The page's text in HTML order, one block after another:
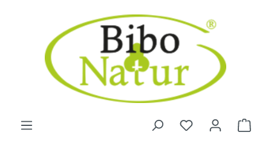
Zum Hauptinhalt springen